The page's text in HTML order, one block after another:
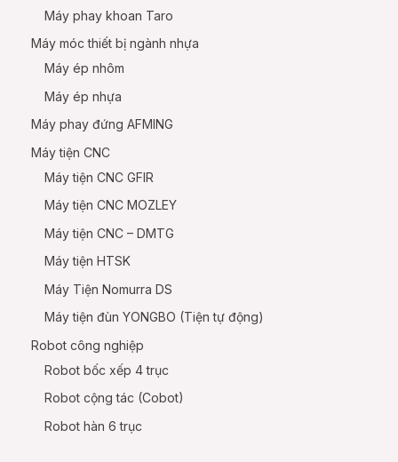
Máy phay khoan Taro
Máy móc thiết bị ngành nhựa
Máy ép nhôm
Máy ép nhựa
Máy phay đứng AFMING
Máy tiện CNC
Máy tiện CNC GFIR
Máy tiện CNC MOZLEY
Máy tiện CNC – DMTG
Máy tiện HTSK
Máy Tiện Nomurra DS
Máy tiện đùn YONGBO (Tiện tự động)
Robot công nghiệp
Robot bốc xếp 4 trục
Robot cộng tác (Cobot)
Robot hàn 6 trục